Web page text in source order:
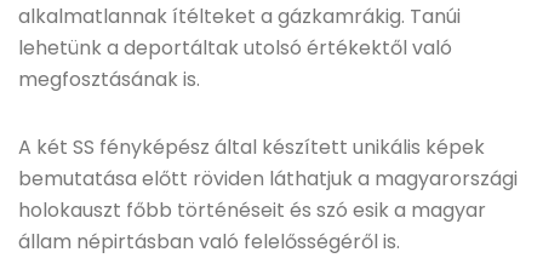
alkalmatlannak ítélteket a gázkamrákig. Tanúi
lehetünk a deportáltak utolsó értékektől való
megfosztásának is.
A két SS fényképész által készített unikális képek
bemutatása előtt röviden láthatjuk a magyarországi
holokauszt főbb történéseit és szó esik a magyar
állam népirtásban való felelősségéről is.